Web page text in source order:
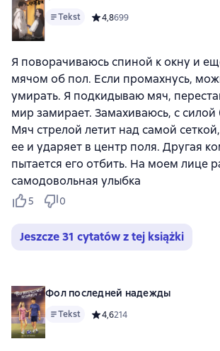
Tekst Средний рейтинг 4,8 на
4,8699
Я поворачиваюсь спиной к окну и
мячом об пол. Если промахнусь,
умирать. Я подкидываю мяч,
мир замирает. Замахиваюсь, с
Мяч стрелой летит над самой
ее и ударяет в центр поля. Другая
пытается его отбить. На моем лице
самодовольная улыбка
5 0
Jeszcze 31 cytatów z tej książki
Фол последней надежды
Tekst Средний рейтинг 4,6 на
4,6214